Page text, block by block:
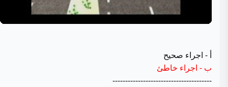
أ - اجراء صحيح
ب - اجراء خاطئ
---------------------------------------